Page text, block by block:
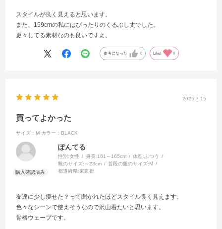
スタイルが良く見えると思います。
また、159cmの私にはぴったりのくるぶし丈でした。
更々してる素材なのも良いですよ。
参考になった 0 Like! 0
2025.7.15
買ってよかった
サイズ：M カラー：BLACK
ぽんてる
性別:女性 身長:161～165cm 体型: ふつう
靴のサイズ: ～23cm 普段の服のサイズ:M
都道府県:東京都
友達に少し痩せた？って聞かれたほどスタイル良く見えます。
色々なシーンで使えそうなので沢山着たいと思います。
骨格ウェーブです。